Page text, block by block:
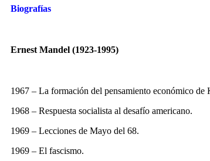
Biografías
Ernest Mandel (1923-1995)
1967 – La formación del pensamiento económico de
1968 – Respuesta socialista al desafío americano.
1969 – Lecciones de Mayo del 68.
1969 – El fascismo.